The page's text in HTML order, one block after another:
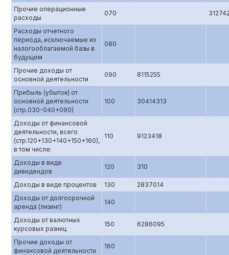
Прочие операционные
расходы
070
Расходы отчетного
периода, исключаемые из
налогооблагаемой базы в
будущем
080
Прочие доходы от
основной деятельности
090 8115255
Прибыль (убыток) от
основной деятельности
(стр.0З0-040+090)
100 30414313
Доходы от финансовой
деятельности, всего
(стр.120+130+140+150+160),
в том числе:
110 9123418
Доходы в виде
дивидендов
120 310
Доходы в виде процентов 130
2837014
Доходы от долгосрочной
аренда (лизинг)
140
Доходы от валютных
курсовых разниц
150 6286095
Прочие доходы от
финансовой деятельности
160